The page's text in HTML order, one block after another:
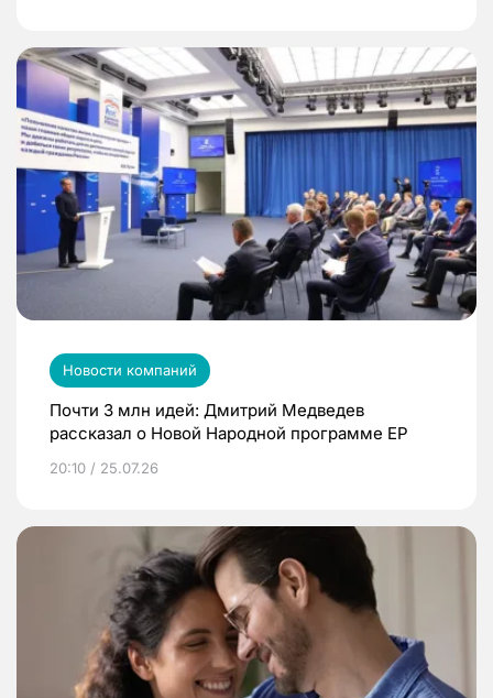
Новости компаний
Почти 3 млн идей: Дмитрий Медведев
рассказал о Новой Народной программе ЕР
20:10 / 25.07.26